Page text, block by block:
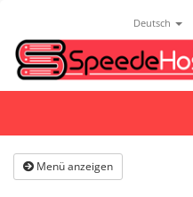
Deutsch
Menü anzeigen